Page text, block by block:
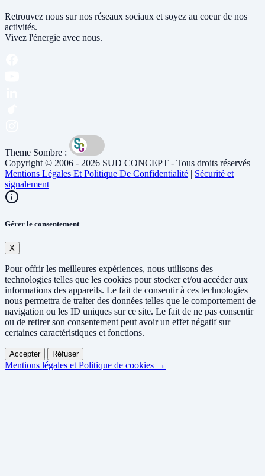
Retrouvez nous sur nos réseaux sociaux et soyez au coeur de nos
activités.
Vivez l'énergie avec nous.
Theme Sombre :
Copyright © 2006 - 2026 SUD CONCEPT - Tous droits réservés
Mentions Légales Et Politique De Confidentialité | Sécurité et
signalement
Gérer le consentement
X
Pour offrir les meilleures expériences, nous utilisons des
technologies telles que les cookies pour stocker et/ou accéder aux
informations des appareils. Le fait de consentir à ces technologies
nous permettra de traiter des données telles que le comportement de
navigation ou les ID uniques sur ce site. Le fait de ne pas consentir
ou de retirer son consentement peut avoir un effet négatif sur
certaines caractéristiques et fonctions.
Accepter Réfuser
Mentions légales et Politique de cookies →